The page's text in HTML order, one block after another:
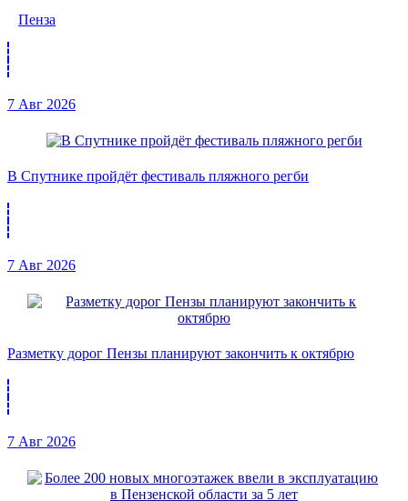
Пенза
7 Авг 2026
В Спутнике пройдёт фестиваль пляжного регби
7 Авг 2026
Разметку дорог Пензы планируют закончить к октябрю
7 Авг 2026